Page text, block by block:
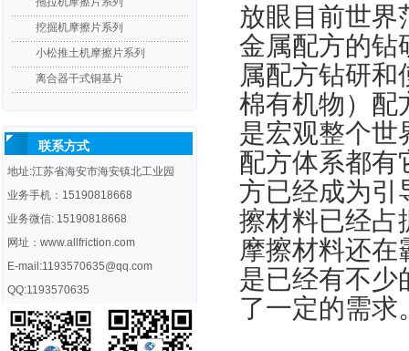
挖掘机摩擦片系列
小松推土机摩擦片系列
离合器干式铜基片
联系方式
地址:江苏省海安市海安镇北工业园
业务手机：15190818668
业务微信: 15190818668
网址：www.allfriction.com
E-mail:1193570635@qq.com
QQ:1193570635
放眼目前世界
金属配方的钻
属配方钻研
棉有机物）配
是宏观整个世
配方体系都有
方已经成为引
擦材料已经占
摩擦材料还在
是已经有不少
了一定的需求